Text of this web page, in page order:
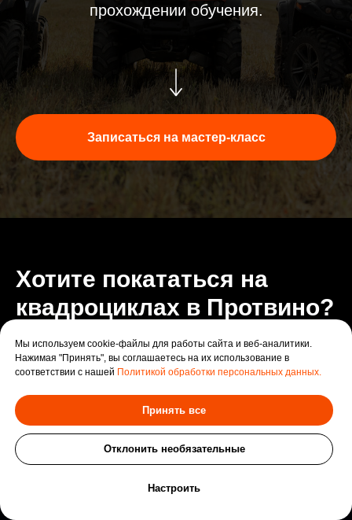
Оставить заявку
прохождении обучения.
Записаться на мастер-класс
Хотите покататься на
квадроциклах в Протвино?
Погрузитесь в мир приключений с прокатом
свободу передвижения на квадроцикле. Наша
компания предлагает современные модели,
доступные цены и профессиональную поддержку на
всех этапах бронирования и проката! Ответим на
оставим воспоминания на долгие годы в ваших
Мы используем cookie-файлы для работы сайта и веб-аналитики.
Нажимая "Принять", вы соглашаетесь на их использование в
соответствии с нашей Политикой обработки персональных данных.
Принять все
Отклонить необязательные
Настроить